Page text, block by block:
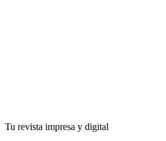
Tu revista impresa y digital